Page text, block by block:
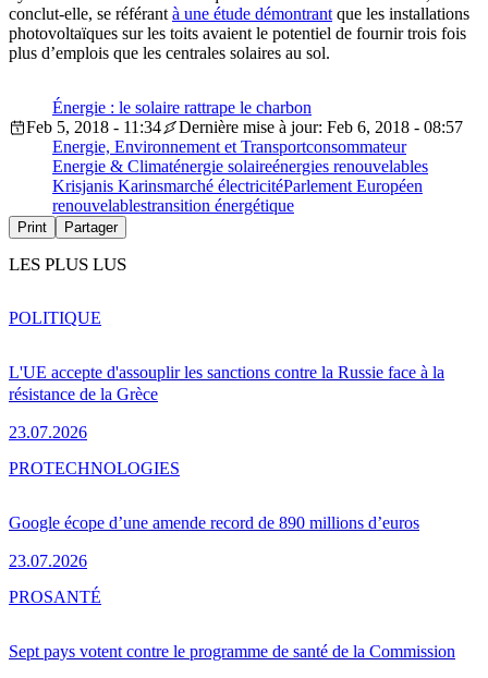
conclut-elle, se référant à une étude démontrant que les installations
photovoltaïques sur les toits avaient le potentiel de fournir trois fois
plus d’emplois que les centrales solaires au sol.
Énergie : le solaire rattrape le charbon
Feb 5, 2018 - 11:34
Dernière mise à jour: Feb 6, 2018 - 08:57
Energie, Environnement et Transportconsommateur
Energie & Climaténergie solaireénergies renouvelables
Krisjanis Karinsmarché électricitéParlement Européen
renouvelablestransition énergétique
Print Partager
LES PLUS LUS
L'UE accepte d'assouplir les sanctions contre la Russie face à la
résistance de la Grèce
23.07.2026
POLITIQUE
Google écope d’une amende record de 890 millions d’euros
23.07.2026
PROTECHNOLOGIES
Sept pays votent contre le programme de santé de la Commission
PROSANTÉ